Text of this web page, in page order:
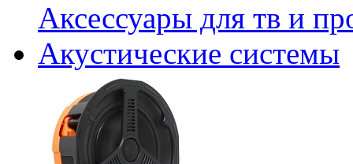
Аксессуары для тв и
Акустические системы